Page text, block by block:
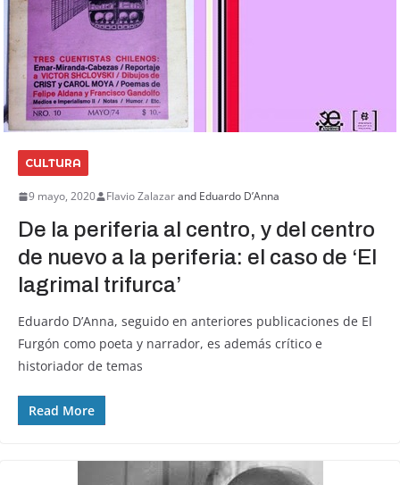
CULTURA
9 mayo, 2020 Flavio Zalazarand Eduardo D’Anna
De la periferia al centro, y del centro
de nuevo a la periferia: el caso de ‘El
lagrimal trifurca’
Eduardo D’Anna, seguido en anteriores publicaciones de El
Furgón como poeta y narrador, es además crítico e
historiador de temas
Read More